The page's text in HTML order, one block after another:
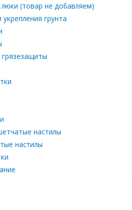
(товар не добавляем)
грунта
настилы
настилы